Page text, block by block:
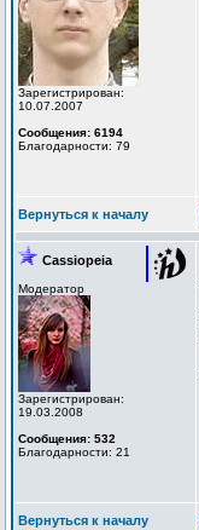
Зарегистрирован:
10.07.2007
Сообщения: 6194
Благодарности: 79
Вернуться к началу
Cassiopeia
Модератор
Зарегистрирован:
19.03.2008
Сообщения: 532
Благодарности: 21
Вернуться к началу